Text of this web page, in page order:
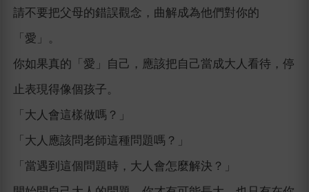
請不要把父母的錯誤觀念，曲解成為他們對你的
「愛」。
你如果真的「愛」自己，應該把自己當成大人看待，停
止表現得像個孩子。
「大人會這樣做嗎？」
「大人應該問老師這種問題嗎？」
「當遇到這個問題時，大人會怎麼解決？」